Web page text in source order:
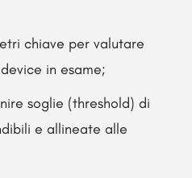
chiave per valutare
in esame;
soglie (threshold) di
e allineate alle